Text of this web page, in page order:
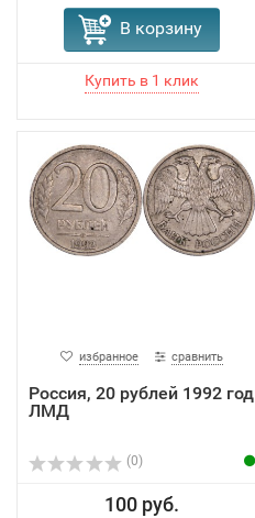
В корзину
избранное сравнить
Россия, 20 рублей 1992 год
ЛМД
(0)
100 руб.